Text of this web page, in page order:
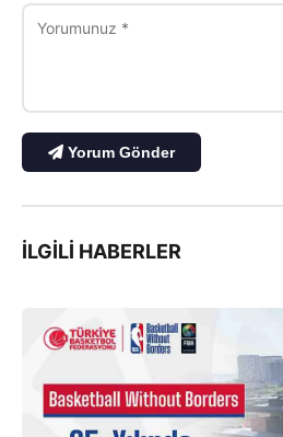
Yorum Gönder
İLGILI HABERLER